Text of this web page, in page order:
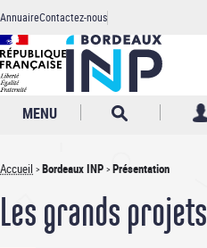
Aller
au
contenu
principal
Header
AnnuaireContactez-nous
MENU
Fil
d'Ariane
Accueil Bordeaux INP Présentation
Les grands projets
Panneau de gestion des cookies